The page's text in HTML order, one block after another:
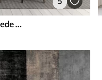
Et lodret, elegant print af prikkede guirlander på en beige tekstureret baggrund, der skaber en følelse af dybde og bevægelse